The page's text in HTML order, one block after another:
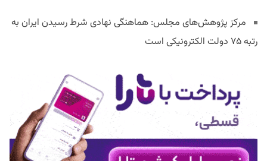
مرکز پژوهش‌های مجلس: هماهنگی نهادی شرط رسیدن ایران به
رتبه ۷۵ دولت الکترونیکی است